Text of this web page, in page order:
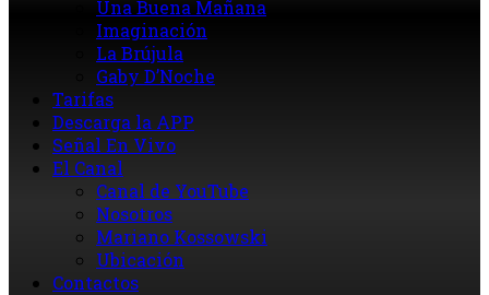
Una Buena Mañana
Imaginación
La Brújula
Gaby D’Noche
Tarifas
Descarga la APP
Señal En Vivo
El Canal
Canal de YouTube
Nosotros
Mariano Kossowski
Ubicación
Contactos